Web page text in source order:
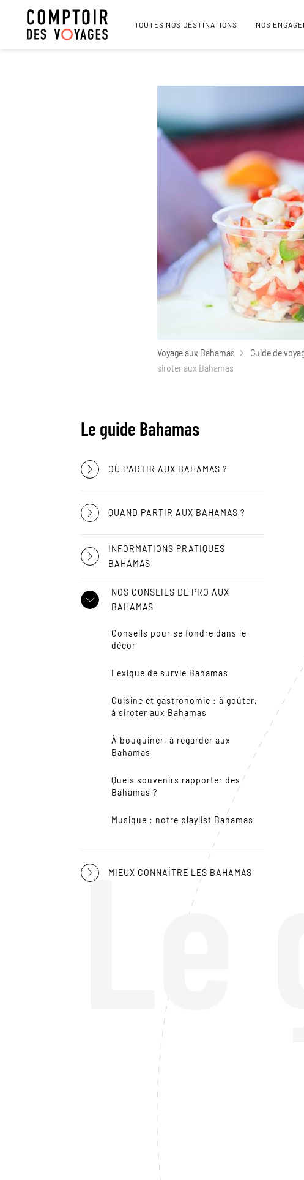
TOUTES NOS DESTINATIONS NOS
Voyage aux Bahamas Guide de
siroter aux Bahamas
Le
Le guide Bahamas
OÙ PARTIR AUX BAHAMAS ?
QUAND PARTIR AUX BAHAMAS ?
INFORMATIONS PRATIQUES
BAHAMAS
NOS CONSEILS DE PRO AUX
BAHAMAS
Conseils pour se fondre dans le
décor
Lexique de survie Bahamas
Cuisine et gastronomie : à goûter,
à siroter aux Bahamas
À bouquiner, à regarder aux
Bahamas
Quels souvenirs rapporter des
Bahamas ?
Musique : notre playlist Bahamas
MIEUX CONNAÎTRE LES BAHAMAS